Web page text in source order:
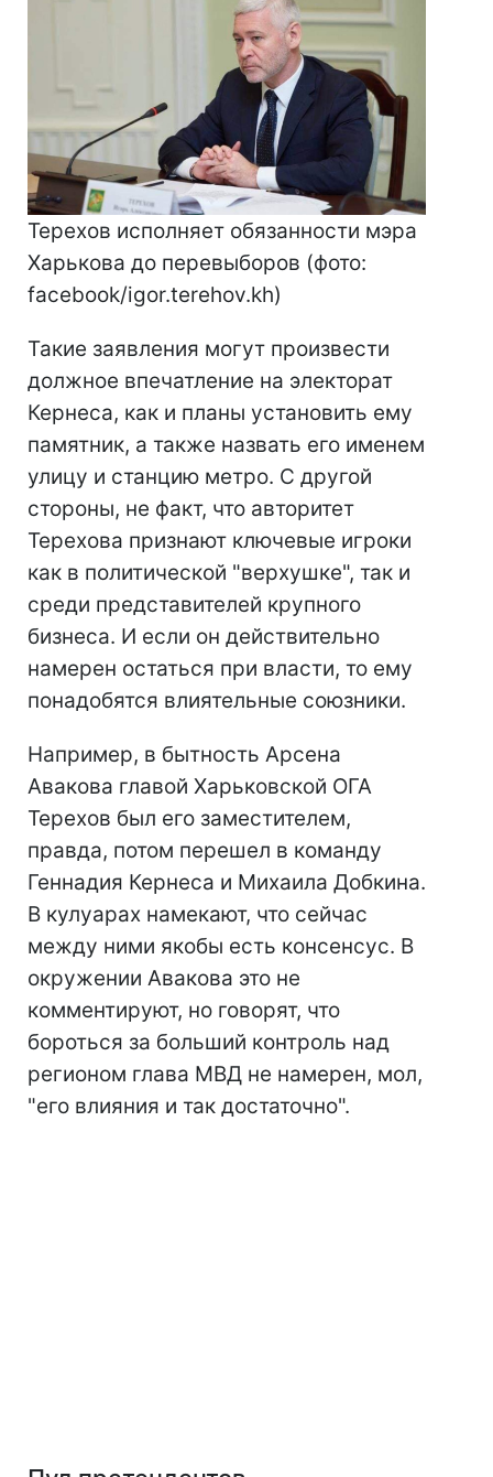
Терехов исполняет обязанности мэра
Харькова до перевыборов (фото:
facebook/igor.terehov.kh)
Такие заявления могут произвести
должное впечатление на электорат
Кернеса, как и планы установить ему
памятник, а также назвать его именем
улицу и станцию метро. С другой
стороны, не факт, что авторитет
Терехова признают ключевые игроки
как в политической "верхушке", так и
среди представителей крупного
бизнеса. И если он действительно
намерен остаться при власти, то ему
понадобятся влиятельные союзники.
Например, в бытность Арсена
Авакова главой Харьковской ОГА
Терехов был его заместителем,
правда, потом перешел в команду
Геннадия Кернеса и Михаила Добкина.
В кулуарах намекают, что сейчас
между ними якобы есть консенсус. В
окружении Авакова это не
комментируют, но говорят, что
бороться за больший контроль над
регионом глава МВД не намерен, мол,
"его влияния и так достаточно".